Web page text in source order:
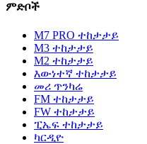
ምድቦች
M7 PRO ተከታታይ
M3 ተከታታይ
M2 ተከታታይ
እውነተኛ ተከታታይ
መሪ ጥንካሬ
FM ተከታታይ
FW ተከታታይ
ፒኤፍ ተከታታይ
ካርዲዮ